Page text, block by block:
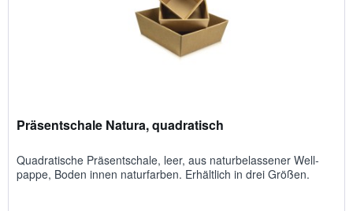
Präsentschale Natura, quadratisch
Quadratische Präsent­schale, leer, aus natur­be­lassener Well­
pappe, Boden innen natur­farben. Erhältlich in drei Größen.